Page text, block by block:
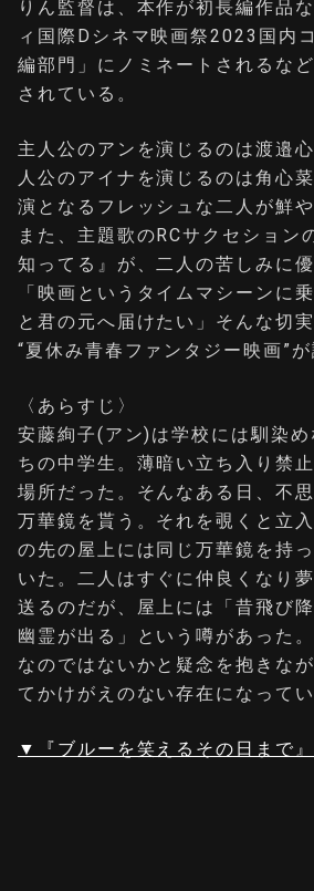
りん監督は、本作が初長編作品
ィ国際Dシネマ映画祭2023国内
編部門」にノミネートされるな
されている。
主人公のアンを演じるのは渡邉
人公のアイナを演じるのは角心
演となるフレッシュな二人が鮮
また、主題歌のRCサクセション
知ってる』が、二人の苦しみに
「映画というタイムマシーンに
と君の元へ届けたい」そんな切
“夏休み青春ファンタジー映画”が
〈あらすじ〉
安藤絢子(アン)は学校には馴染め
ちの中学生。薄暗い立ち入り禁
場所だった。そんなある日、不
万華鏡を貰う。それを覗くと立
の先の屋上には同じ万華鏡を持
いた。二人はすぐに仲良くなり
送るのだが、屋上には「昔飛び
幽霊が出る」という噂があった
なのではないかと疑念を抱きな
てかけがえのない存在になって
▼『ブルーを笑えるその日まで』